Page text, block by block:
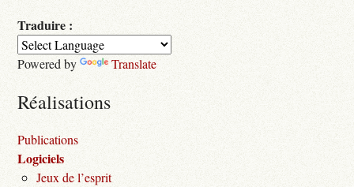
Traduire :
Powered by Translate
Réalisations
Publications
Logiciels
Jeux de l’esprit